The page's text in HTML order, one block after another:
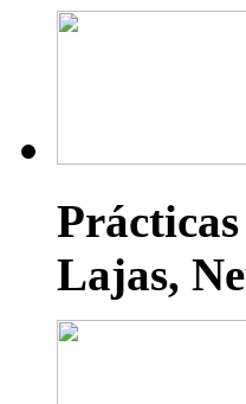
Lajas,